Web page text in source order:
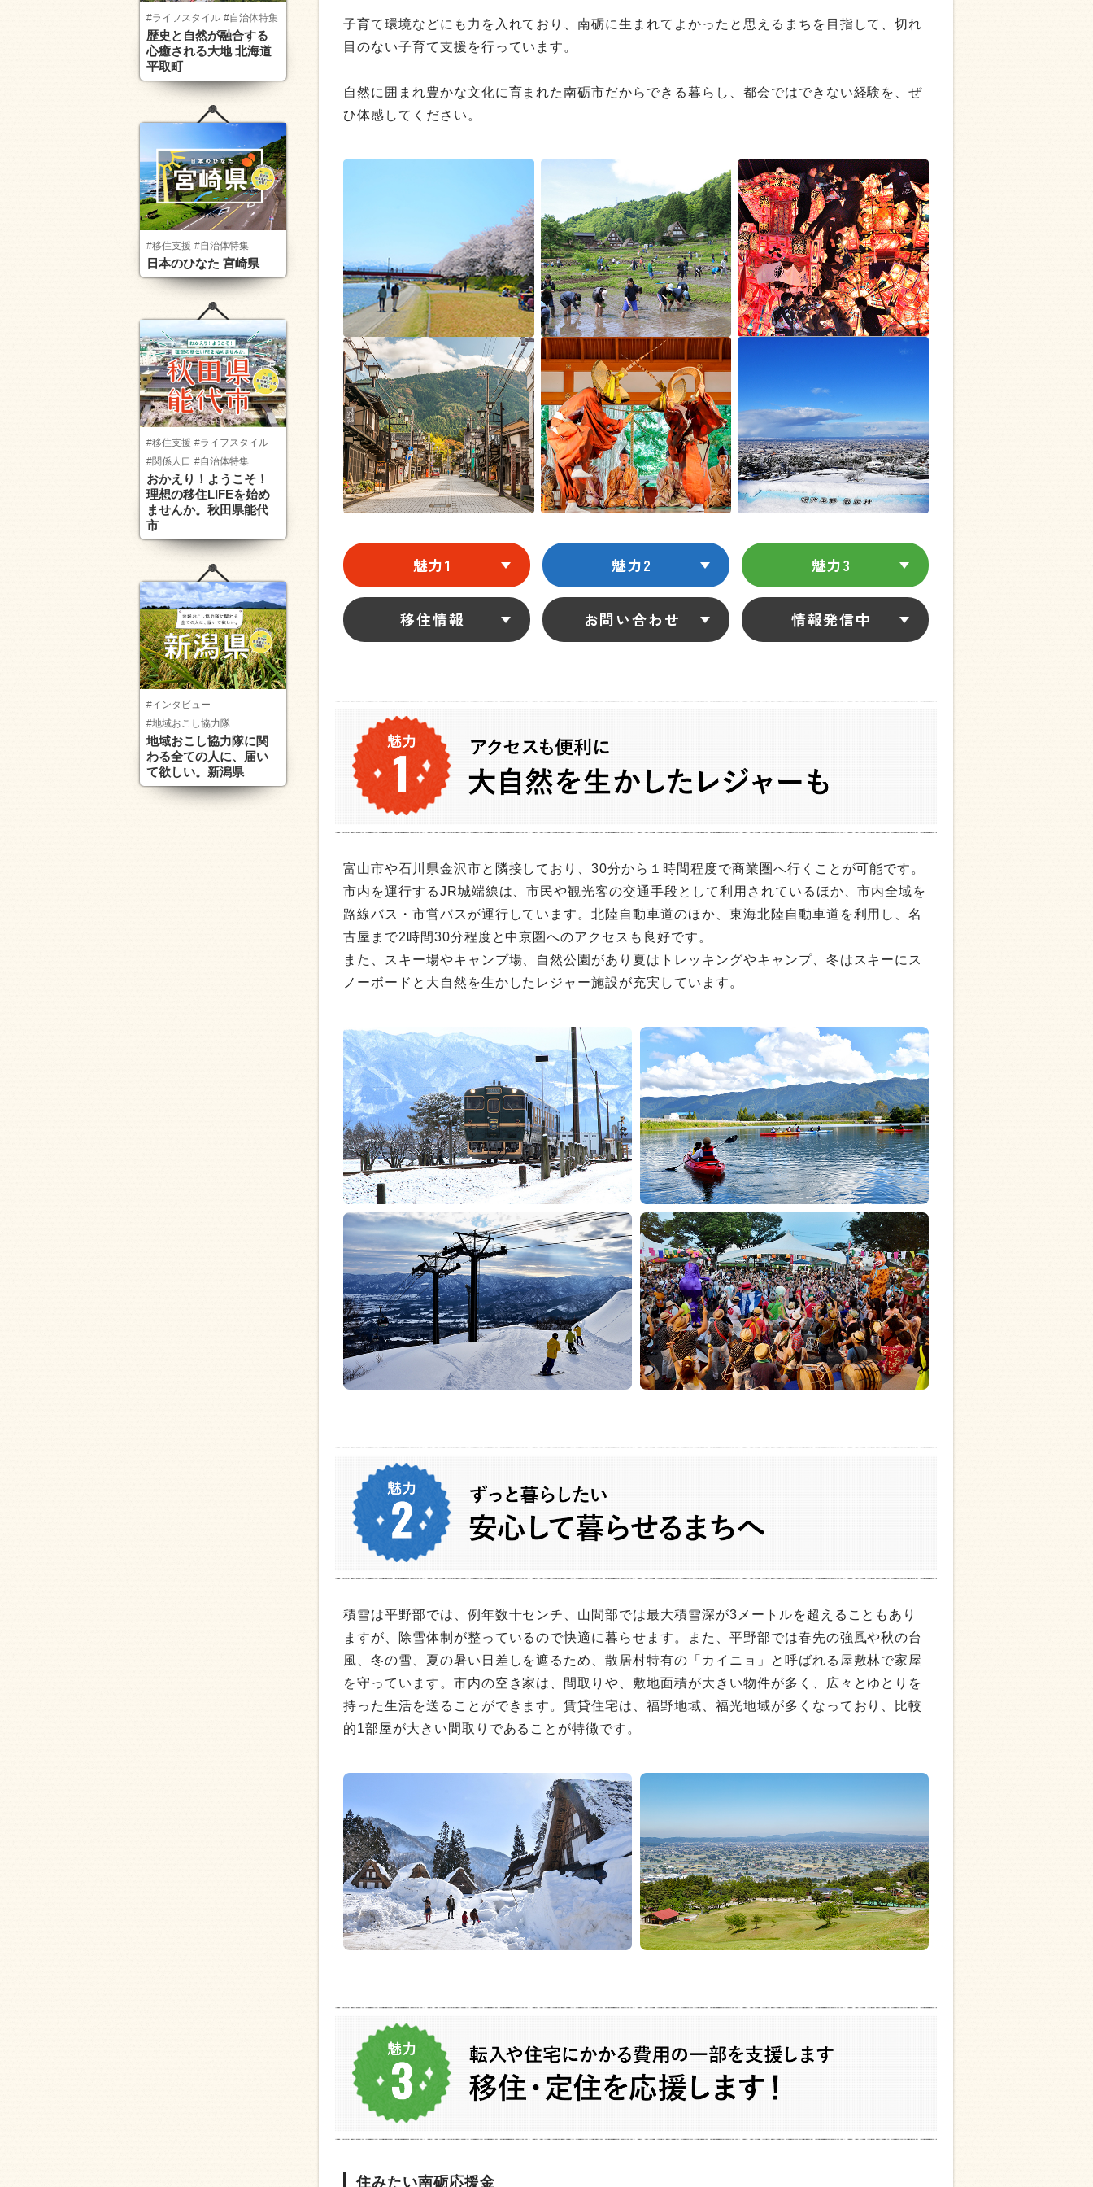
子育て環境などにも力を入れており、南砺に生まれてよかったと思えるまちを目指して、切れ
目のない子育て支援を行っています。
自然に囲まれ豊かな文化に育まれた南砺市だからできる暮らし、都会ではできない経験を、ぜ
ひ体感してください。
魅力1 魅力2 魅力3
移住情報 お問い合わせ 情報発信中
富山市や石川県金沢市と隣接しており、30分から１時間程度で商業圏へ行くことが可能です。
市内を運行するJR城端線は、市民や観光客の交通手段として利用されているほか、市内全域を
路線バス・市営バスが運行しています。北陸自動車道のほか、東海北陸自動車道を利用し、名
古屋まで2時間30分程度と中京圏へのアクセスも良好です。
また、スキー場やキャンプ場、自然公園があり夏はトレッキングやキャンプ、冬はスキーにス
ノーボードと大自然を生かしたレジャー施設が充実しています。
積雪は平野部では、例年数十センチ、山間部では最大積雪深が3メートルを超えることもあり
ますが、除雪体制が整っているので快適に暮らせます。また、平野部では春先の強風や秋の台
風、冬の雪、夏の暑い日差しを遮るため、散居村特有の「カイニョ」と呼ばれる屋敷林で家屋
を守っています。市内の空き家は、間取りや、敷地面積が大きい物件が多く、広々とゆとりを
持った生活を送ることができます。賃貸住宅は、福野地域、福光地域が多くなっており、比較
的1部屋が大きい間取りであることが特徴です。
住みたい南砺応援金
#ライフスタイル #自治体特集
歴史と自然が融合する
心癒される大地 北海道
平取町
#移住支援 #自治体特集
日本のひなた 宮崎県
#移住支援 #ライフスタイル
#関係人口 #自治体特集
おかえり！ようこそ！
理想の移住LIFEを始め
ませんか。秋田県能代
市
#インタビュー
#地域おこし協力隊
地域おこし協力隊に関
わる全ての人に、届い
て欲しい。新潟県